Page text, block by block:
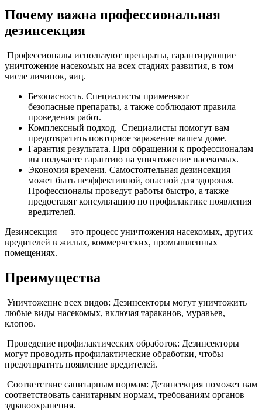
Почему важна профессиональная
дезинсекция
Профессионалы используют препараты, гарантирующие
уничтожение насекомых на всех стадиях развития, в том
числе личинок, яиц.
Безопасность. Специалисты применяют
безопасные препараты, а также соблюдают правила
проведения работ.
Комплексный подход. Специалисты помогут вам
предотвратить повторное заражение вашем доме.
Гарантия результата. При обращении к профессионалам
вы получаете гарантию на уничтожение насекомых.
Экономия времени. Самостоятельная дезинсекция
может быть неэффективной, опасной для здоровья.
Профессионалы проведут работы быстро, а также
предоставят консультацию по профилактике появления
вредителей.
Дезинсекция — это процесс уничтожения насекомых, других
вредителей в жилых, коммерческих, промышленных
помещениях.
Преимущества
Уничтожение всех видов: Дезинсекторы могут уничтожить
любые виды насекомых, включая тараканов, муравьев,
клопов.
Проведение профилактических обработок: Дезинсекторы
могут проводить профилактические обработки, чтобы
предотвратить появление вредителей.
Соответствие санитарным нормам: Дезинсекция поможет вам
соответствовать санитарным нормам, требованиям органов
здравоохранения.